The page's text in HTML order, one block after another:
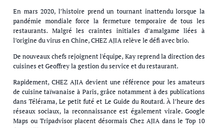
En mars 2020, l’histoire prend un tournant inattendu lorsque la
pandémie mondiale force la fermeture temporaire de tous les
restaurants. Malgré les craintes initiales d’amalgame liées à
l’origine du virus en Chine, CHEZ AJIA relève le défi avec brio.
De nouveaux chefs rejoignent l'équipe, Kay reprend la direction des
cuisines et Geoffrey la gestion du service et du restaurant.
Rapidement, CHEZ AJIA devient une référence pour les amateurs
de cuisine taïwanaise à Paris, grâce notamment à des publications
dans Télérama, Le petit futé et Le Guide du Routard. À l’heure des
réseaux sociaux, la reconnaissance est également virale. Google
Maps ou Tripadvisor placent désormais Chez AJIA dans le Top 10